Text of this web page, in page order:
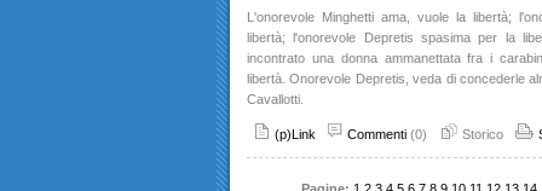
L'onorevole Minghetti ama, vuole la libertà;
libertà; l'onorevole Depretis spasima per la
incontrato una donna ammanettata fra i
libertà. Onorevole Depretis, veda di concederle
Cavallotti.
(p)Link Commenti (0) Storico